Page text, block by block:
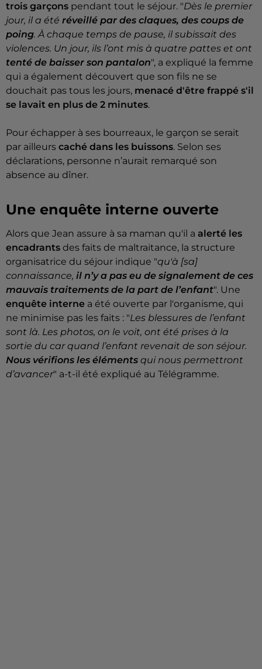
trois garçons pendant tout le séjour. "Dès le premier
jour, il a été réveillé par des claques, des coups de
poing. À chaque temps de pause, il subissait des
violences. Un jour, ils l’ont mis à quatre pattes et ont
tenté de baisser son pantalon", a expliqué la femme
qui a également découvert que son fils ne se
douchait pas tous les jours, menacé d'être frappé s'il
se lavait en plus de 2 minutes.
Pour échapper à ses bourreaux, le garçon se serait
par ailleurs caché dans les buissons. Selon ses
déclarations, personne n’aurait remarqué son
absence au dîner.
Une enquête interne ouverte
Alors que Jean assure à sa maman qu'il a alerté les
encadrants des faits de maltraitance, la structure
organisatrice du séjour indique "qu'à [sa]
connaissance, il n’y a pas eu de signalement de ces
mauvais traitements de la part de l’enfant". Une
enquête interne a été ouverte par l'organisme, qui
ne minimise pas les faits : "Les blessures de l’enfant
sont là. Les photos, on le voit, ont été prises à la
sortie du car quand l’enfant revenait de son séjour.
Nous vérifions les éléments qui nous permettront
d’avancer" a-t-il été expliqué au Télégramme.